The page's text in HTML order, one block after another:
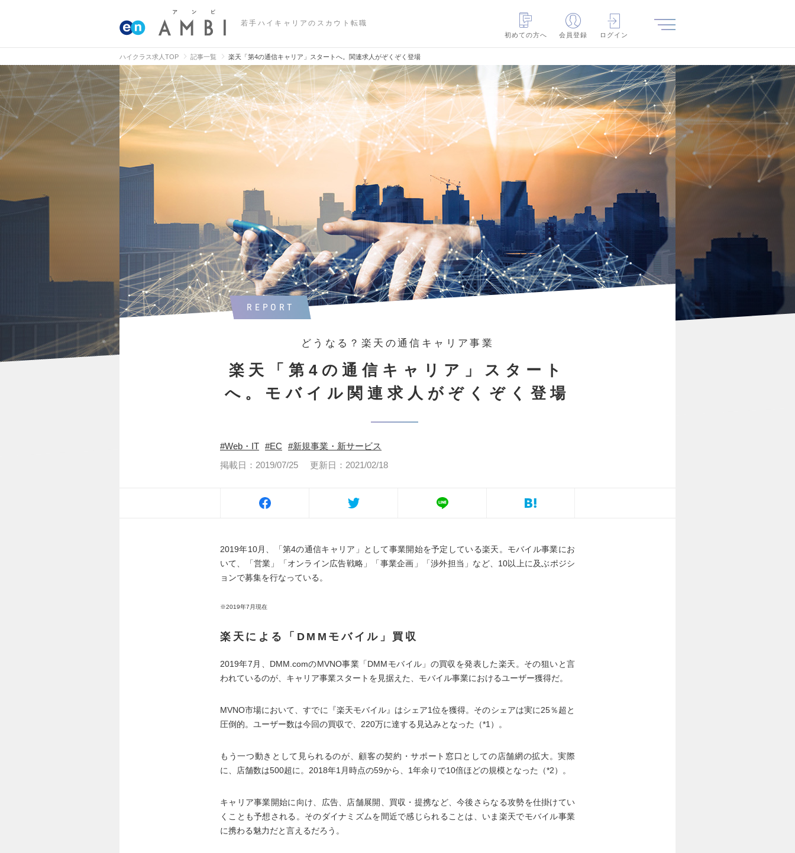
若手ハイキャリアのスカウト転職
初めての方へ
会員登録 ログイン
ハイクラス求人TOP 記事一覧 楽天「第4の通信キャリア」スタートへ。関連求人がぞくぞく登場
REPORT
どうなる？楽天の通信キャリア事業
楽天「第4の通信キャリア」スタート
へ。モバイル関連求人がぞくぞく登場
Web・IT EC
新規事業・新サービス
掲載日：2019/07/25
更新日：2021/02/18
2019年10月、「第4の通信キャリア」として事業開始を予定している楽天。モバイル事業にお
いて、「営業」「オンライン広告戦略」「事業企画」「渉外担当」など、10以上に及ぶポジシ
ョンで募集を行なっている。
※2019年7月現在
楽天による「DMMモバイル」買収
2019年7月、DMM.comのMVNO事業「DMMモバイル」の買収を発表した楽天。その狙いと言
われているのが、キャリア事業スタートを見据えた、モバイル事業におけるユーザー獲得だ。
MVNO市場において、すでに『楽天モバイル』はシェア1位を獲得。そのシェアは実に25％超と
圧倒的。ユーザー数は今回の買収で、220万に達する見込みとなった（*1）。
もう一つ動きとして見られるのが、顧客の契約・サポート窓口としての店舗網の拡大。実際
に、店舗数は500超に。2018年1月時点の59から、1年余りで10倍ほどの規模となった（*2）。
キャリア事業開始に向け、広告、店舗展開、買収・提携など、今後さらなる攻勢を仕掛けてい
くことも予想される。そのダイナミズムを間近で感じられることは、いま楽天でモバイル事業
に携わる魅力だと言えるだろう。